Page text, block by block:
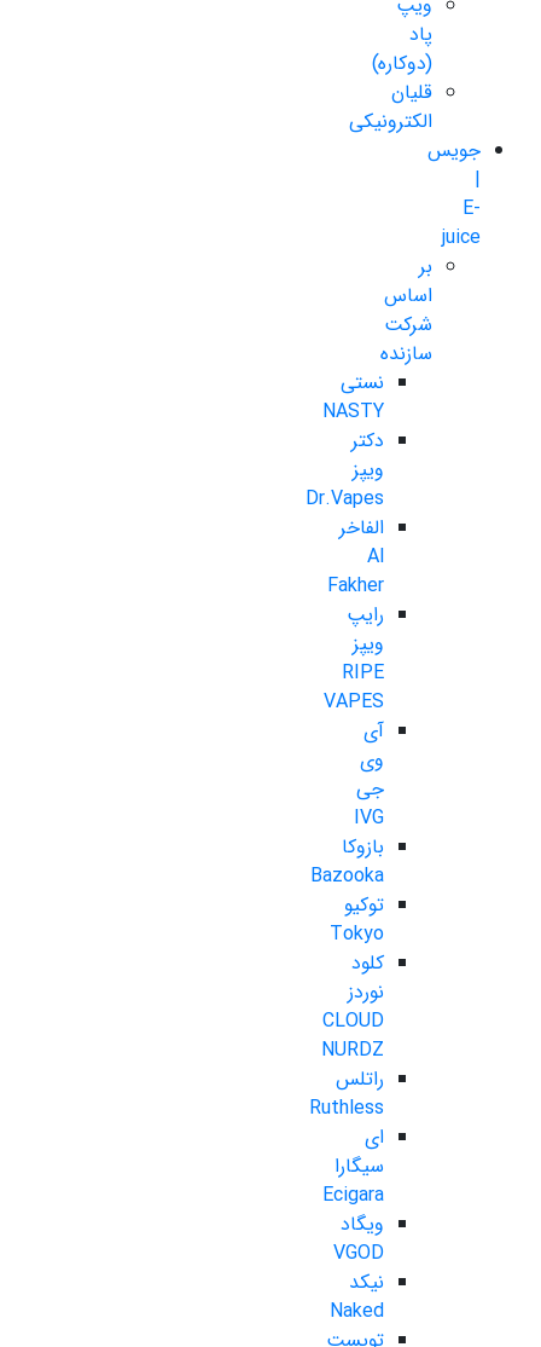
پاد
(دوکاره)
قلیان
الکترونیکی
جویس
|
E-
juice
بر
اساس
شرکت
سازنده
نستی
NASTY
دکتر
ویپز
Dr.Vapes
الفاخر
Al
Fakher
رایپ
ویپز
RIPE
VAPES
آی
وی
جی
IVG
بازوکا
Bazooka
توکیو
Tokyo
کلود
نوردز
CLOUD
NURDZ
راتلس
Ruthless
ای
سیگارا
Ecigara
ویگاد
VGOD
نیکد
Naked
تویست